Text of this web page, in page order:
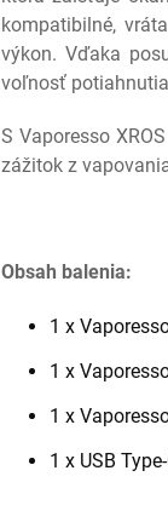
kompatibilné,
výkon. Vďaka
voľnosť
S Vaporesso
zážitok z
Obsah balenia:
1 x
1 x
1 x
1 x USB